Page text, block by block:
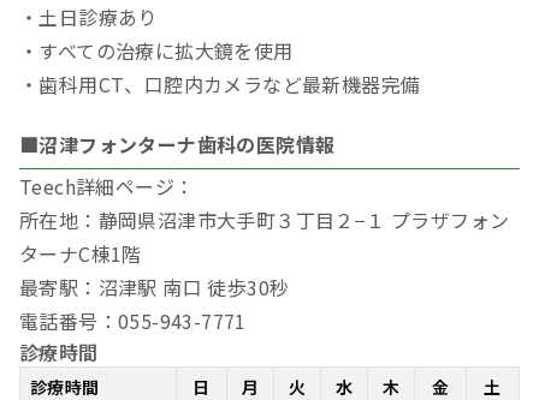
・土日診療あり
・すべての治療に拡大鏡を使用
・歯科用CT、口腔内カメラなど最新機器完備
■沼津フォンターナ歯科の医院情報
Teech詳細ページ：
所在地：静岡県沼津市大手町３丁目２−１ プラザフォン
ターナC棟1階
最寄駅：沼津駅 南口 徒歩30秒
電話番号：055-943-7771
診療時間
診療時間 日 月 火 水 木 金
土